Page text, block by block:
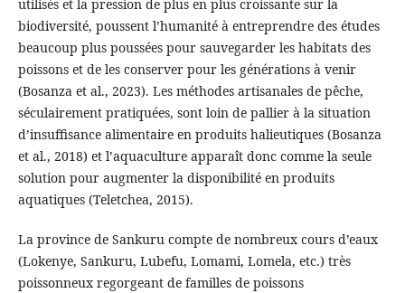
utilisés et la pression de plus en plus croissante sur la
biodiversité, poussent l’humanité à entreprendre des études
beaucoup plus poussées pour sauvegarder les habitats des
poissons et de les conserver pour les générations à venir
(Bosanza et al., 2023). Les méthodes artisanales de pêche,
séculairement pratiquées, sont loin de pallier à la situation
d’insuffisance alimentaire en produits halieutiques (Bosanza
et al., 2018) et l’aquaculture apparaît donc comme la seule
solution pour augmenter la disponibilité en produits
aquatiques (Teletchea, 2015).
La province de Sankuru compte de nombreux cours d’eaux
(Lokenye, Sankuru, Lubefu, Lomami, Lomela, etc.) très
poissonneux regorgeant de familles de poissons